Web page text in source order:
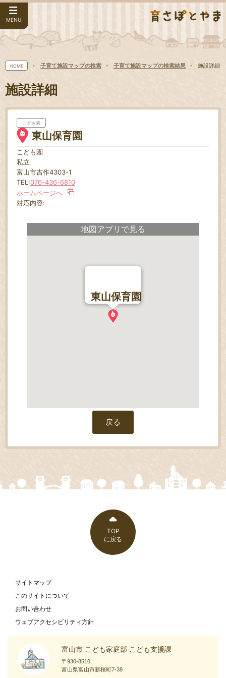
MENU
HOME 子育て施設マップの検索 子育て施設マップの検索結果 施設詳細
施設詳細
こども園
東山保育園
こども園
私立
富山市吉作4303-1
TEL:076-436-6810
ホームページへ
対応内容:
地図アプリで見る
東山保育園
戻る
TOP
に戻る
サイトマップ
このサイトについて
お問い合わせ
ウェブアクセシビリティ方針
富山市 こども家庭部 こども支援課
〒930-8510
富山県富山市新桜町7-38